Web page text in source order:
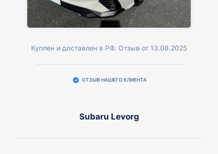
Куплен и доставлен в РФ. Отзыв от 13.08.2025
ОТЗЫВ НАШЕГО КЛИЕНТА
Subaru Levorg